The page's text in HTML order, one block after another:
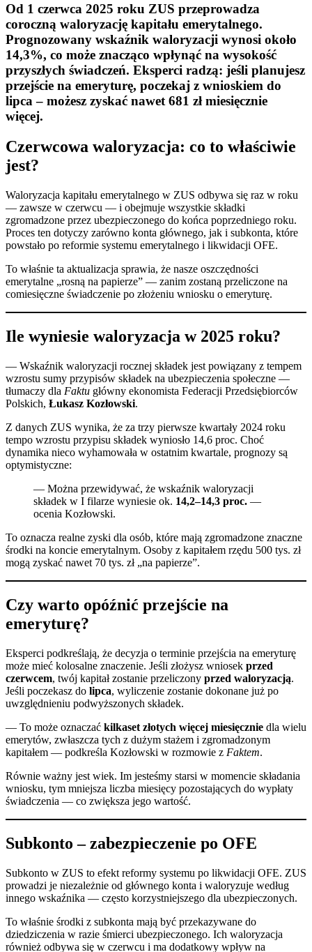
Od 1 czerwca 2025 roku ZUS przeprowadza
coroczną waloryzację kapitału emerytalnego.
Prognozowany wskaźnik waloryzacji wynosi około
14,3%, co może znacząco wpłynąć na wysokość
przyszłych świadczeń. Eksperci radzą: jeśli planujesz
przejście na emeryturę, poczekaj z wnioskiem do
lipca – możesz zyskać nawet 681 zł miesięcznie
więcej.
Czerwcowa waloryzacja: co to właściwie
jest?
Waloryzacja kapitału emerytalnego w ZUS odbywa się raz w roku
— zawsze w czerwcu — i obejmuje wszystkie składki
zgromadzone przez ubezpieczonego do końca poprzedniego roku.
Proces ten dotyczy zarówno konta głównego, jak i subkonta, które
powstało po reformie systemu emerytalnego i likwidacji OFE.
To właśnie ta aktualizacja sprawia, że nasze oszczędności
emerytalne „rosną na papierze” — zanim zostaną przeliczone na
comiesięczne świadczenie po złożeniu wniosku o emeryturę.
Ile wyniesie waloryzacja w 2025 roku?
— Wskaźnik waloryzacji rocznej składek jest powiązany z tempem
wzrostu sumy przypisów składek na ubezpieczenia społeczne —
tłumaczy dla Faktu główny ekonomista Federacji Przedsiębiorców
Polskich, Łukasz Kozłowski.
Z danych ZUS wynika, że za trzy pierwsze kwartały 2024 roku
tempo wzrostu przypisu składek wyniosło 14,6 proc. Choć
dynamika nieco wyhamowała w ostatnim kwartale, prognozy są
optymistyczne:
— Można przewidywać, że wskaźnik waloryzacji
składek w I filarze wyniesie ok. 14,2–14,3 proc. —
ocenia Kozłowski.
To oznacza realne zyski dla osób, które mają zgromadzone znaczne
środki na koncie emerytalnym. Osoby z kapitałem rzędu 500 tys. zł
mogą zyskać nawet 70 tys. zł „na papierze”.
Czy warto opóźnić przejście na
emeryturę?
Eksperci podkreślają, że decyzja o terminie przejścia na emeryturę
może mieć kolosalne znaczenie. Jeśli złożysz wniosek przed
czerwcem, twój kapitał zostanie przeliczony przed waloryzacją.
Jeśli poczekasz do lipca, wyliczenie zostanie dokonane już po
uwzględnieniu podwyższonych składek.
— To może oznaczać kilkaset złotych więcej miesięcznie dla wielu
emerytów, zwłaszcza tych z dużym stażem i zgromadzonym
kapitałem — podkreśla Kozłowski w rozmowie z Faktem.
Równie ważny jest wiek. Im jesteśmy starsi w momencie składania
wniosku, tym mniejsza liczba miesięcy pozostających do wypłaty
świadczenia — co zwiększa jego wartość.
Subkonto – zabezpieczenie po OFE
Subkonto w ZUS to efekt reformy systemu po likwidacji OFE. ZUS
prowadzi je niezależnie od głównego konta i waloryzuje według
innego wskaźnika — często korzystniejszego dla ubezpieczonych.
To właśnie środki z subkonta mają być przekazywane do
dziedziczenia w razie śmierci ubezpieczonego. Ich waloryzacja
również odbywa się w czerwcu i ma dodatkowy wpływ na